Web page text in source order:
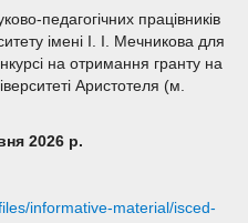
педагогічних працівників
імені І. І. Мечникова для
на отримання гранту на
Аристотеля (м.
2026р.
informative-material/isced-